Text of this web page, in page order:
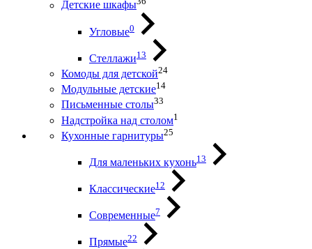
Детские шкафы
Угловые0
Стеллажи13
Комоды для детской24
Модульные детские14
Письменные столы33
Надстройка над столом1
Кухонные гарнитуры25
Для маленьких кухонь13
Классические12
Современные7
Прямые22